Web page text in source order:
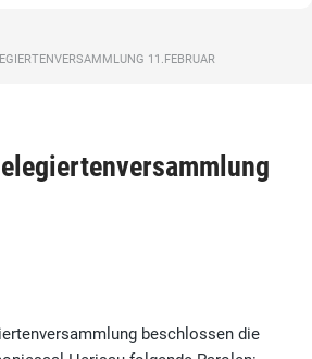
11.FEBRUAR
beschlossen die